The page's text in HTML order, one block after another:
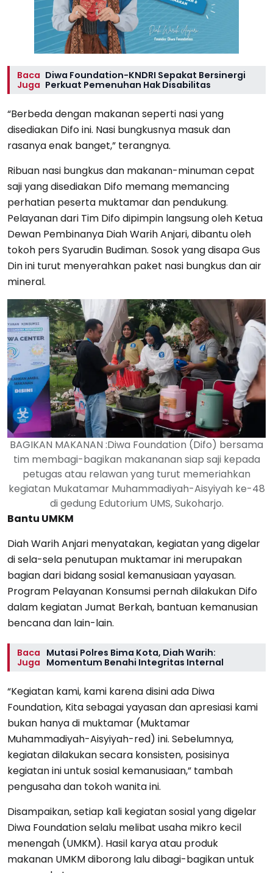
Baca
Juga
Diwa Foundation-KNDRI Sepakat Bersinergi
Perkuat Pemenuhan Hak Disabilitas
“Berbeda dengan makanan seperti nasi yang
disediakan Difo ini. Nasi bungkusnya masuk dan
rasanya enak banget,” terangnya.
Ribuan nasi bungkus dan makanan-minuman cepat
saji yang disediakan Difo memang memancing
perhatian peserta muktamar dan pendukung.
Pelayanan dari Tim Difo dipimpin langsung oleh Ketua
Dewan Pembinanya Diah Warih Anjari, dibantu oleh
tokoh pers Syarudin Budiman. Sosok yang disapa Gus
Din ini turut menyerahkan paket nasi bungkus dan air
mineral.
BAGIKAN MAKANAN :Diwa Foundation (Difo) bersama
tim membagi-bagikan makananan siap saji kepada
petugas atau relawan yang turut memeriahkan
kegiatan Mukatamar Muhammadiyah-Aisyiyah ke-48
di gedung Edutorium UMS, Sukoharjo.
Bantu UMKM
Diah Warih Anjari menyatakan, kegiatan yang digelar
di sela-sela penutupan muktamar ini merupakan
bagian dari bidang sosial kemanusiaan yayasan.
Program Pelayanan Konsumsi pernah dilakukan Difo
dalam kegiatan Jumat Berkah, bantuan kemanusian
bencana dan lain-lain.
Baca
Juga
Mutasi Polres Bima Kota, Diah Warih:
Momentum Benahi Integritas Internal
“Kegiatan kami, kami karena disini ada Diwa
Foundation, Kita sebagai yayasan dan apresiasi kami
bukan hanya di muktamar (Muktamar
Muhammadiyah-Aisyiyah-red) ini. Sebelumnya,
kegiatan dilakukan secara konsisten, posisinya
kegiatan ini untuk sosial kemanusiaan,” tambah
pengusaha dan tokoh wanita ini.
Disampaikan, setiap kali kegiatan sosial yang digelar
Diwa Foundation selalu melibat usaha mikro kecil
menengah (UMKM). Hasil karya atau produk
makanan UMKM diborong lalu dibagi-bagikan untuk